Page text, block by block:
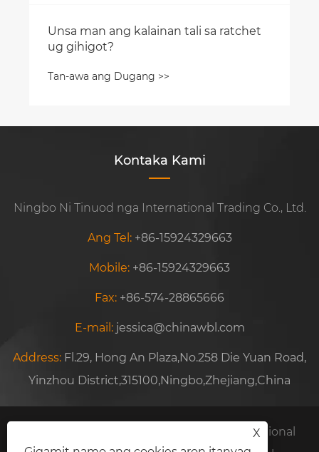
Unsa man ang kalainan tali sa ratchet
ug gihigot?
Tan-awa ang Dugang >>
Kontaka Kami
Ningbo Ni Tinuod nga International Trading Co., Ltd.
Ang Tel: +86-15924329663
Mobile: +86-15924329663
Fax: +86-574-28865666
E-mail: jessica@chinawbl.com
Address: Fl.29, Hong An Plaza,No.258 Die Yuan Road,
Yinzhou District,315100,Ningbo,Zhejiang,China
Copyright © 2021 Ningbo Ni Really International
X